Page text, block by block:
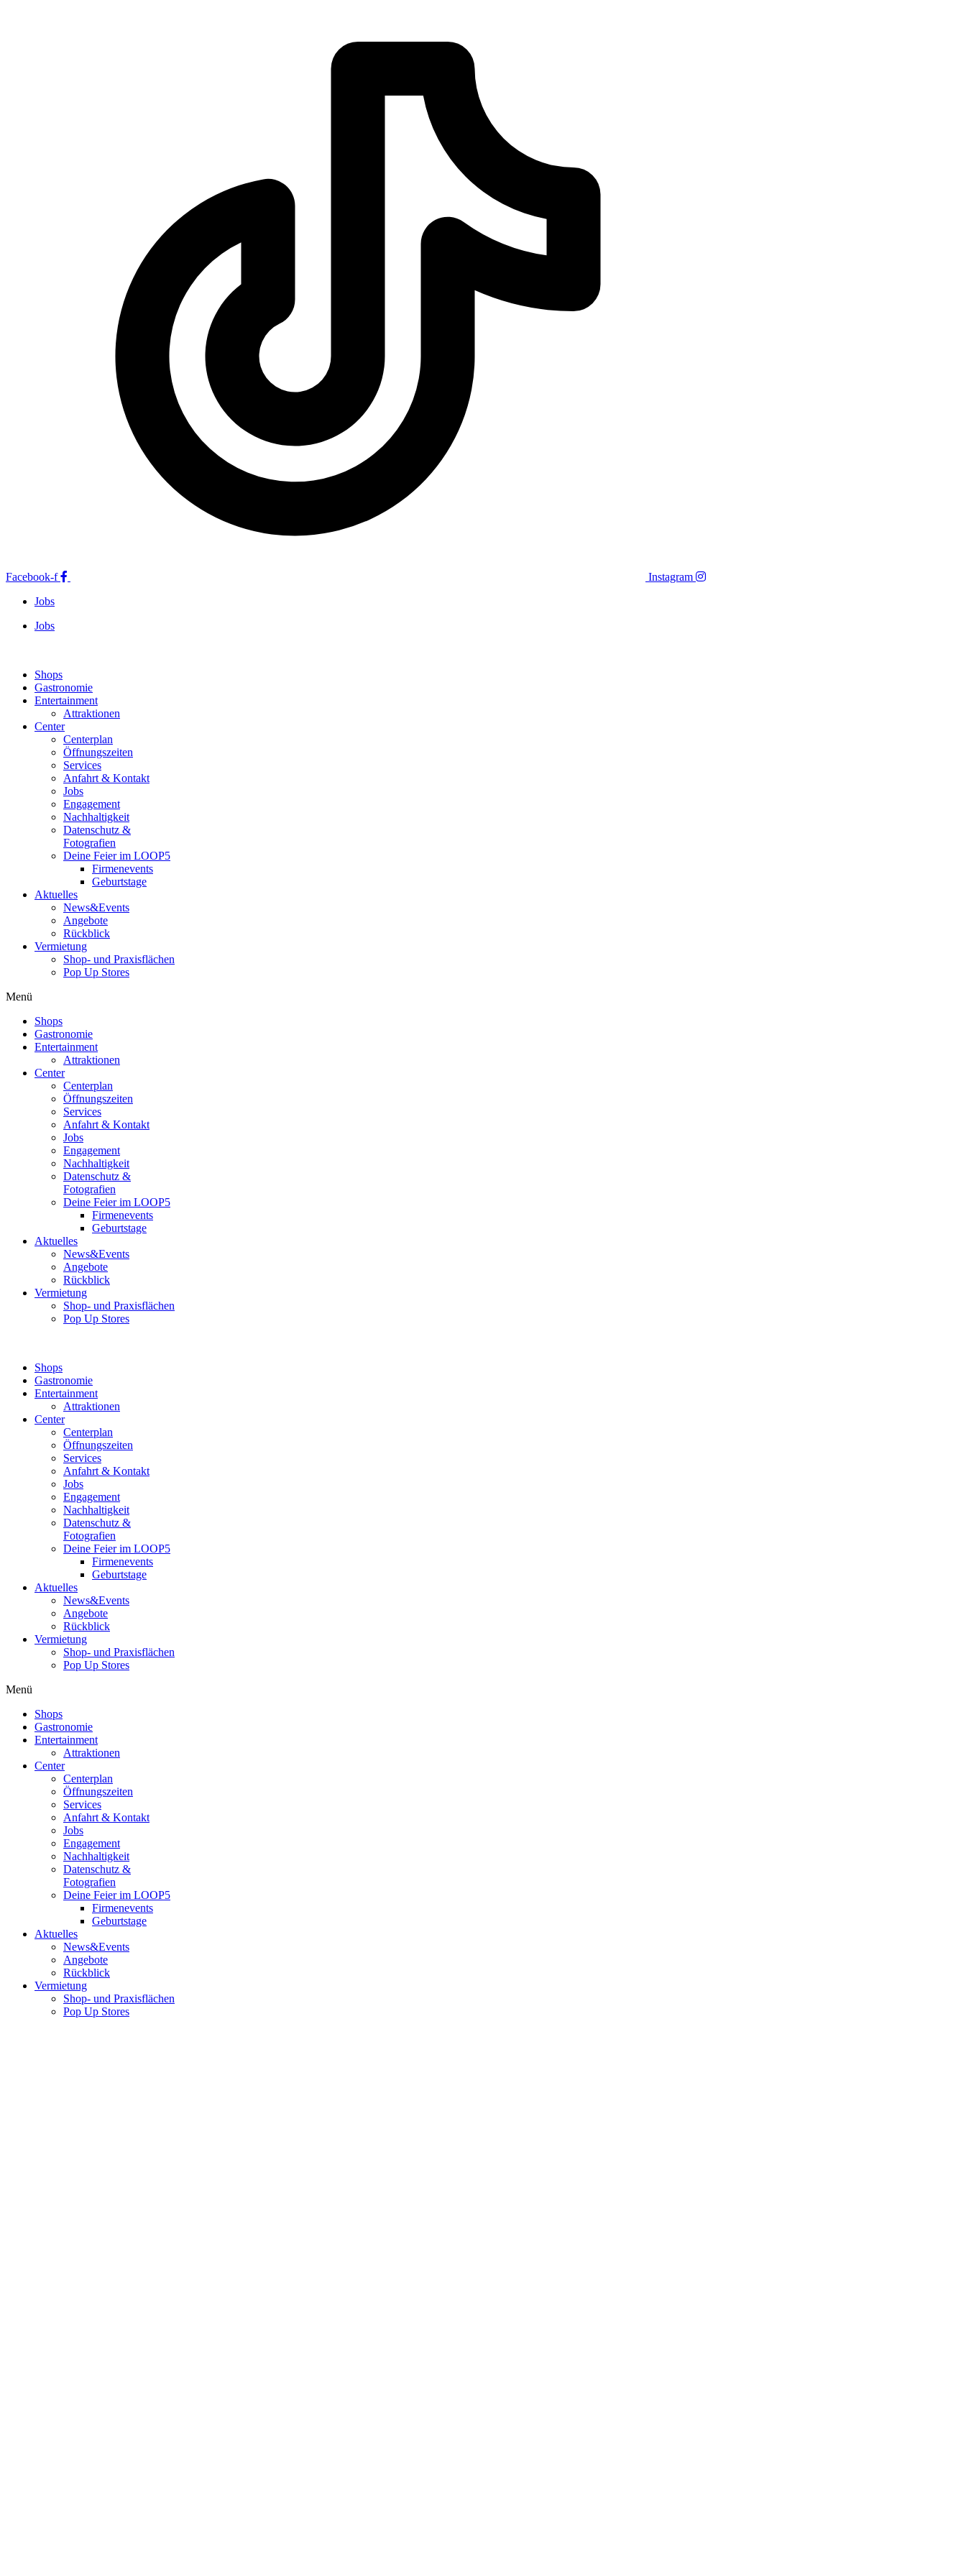
Facebook-f
Instagram
Jobs
Jobs
Shops
Gastronomie
Entertainment
Attraktionen
Center
Centerplan
Öffnungszeiten
Services
Anfahrt & Kontakt
Jobs
Engagement
Nachhaltigkeit
Datenschutz &
Fotografien
Deine Feier im LOOP5
Firmenevents
Geburtstage
Aktuelles
News&Events
Angebote
Rückblick
Vermietung
Shop- und Praxisflächen
Pop Up Stores
Menü
Shops
Gastronomie
Entertainment
Attraktionen
Center
Centerplan
Öffnungszeiten
Services
Anfahrt & Kontakt
Jobs
Engagement
Nachhaltigkeit
Datenschutz &
Fotografien
Deine Feier im LOOP5
Firmenevents
Geburtstage
Aktuelles
News&Events
Angebote
Rückblick
Vermietung
Shop- und Praxisflächen
Pop Up Stores
Shops
Gastronomie
Entertainment
Attraktionen
Center
Centerplan
Öffnungszeiten
Services
Anfahrt & Kontakt
Jobs
Engagement
Nachhaltigkeit
Datenschutz &
Fotografien
Deine Feier im LOOP5
Firmenevents
Geburtstage
Aktuelles
News&Events
Angebote
Rückblick
Vermietung
Shop- und Praxisflächen
Pop Up Stores
Menü
Shops
Gastronomie
Entertainment
Attraktionen
Center
Centerplan
Öffnungszeiten
Services
Anfahrt & Kontakt
Jobs
Engagement
Nachhaltigkeit
Datenschutz &
Fotografien
Deine Feier im LOOP5
Firmenevents
Geburtstage
Aktuelles
News&Events
Angebote
Rückblick
Vermietung
Shop- und Praxisflächen
Pop Up Stores